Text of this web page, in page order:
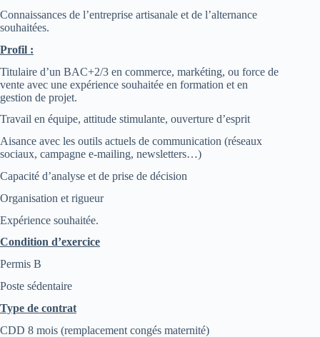
Connaissances de l’entreprise artisanale et de l’alternance
souhaitées.
Profil :
Titulaire d’un BAC+2/3 en commerce, markéting, ou force de
vente avec une expérience souhaitée en formation et en
gestion de projet.
Travail en équipe, attitude stimulante, ouverture d’esprit
Aisance avec les outils actuels de communication (réseaux
sociaux, campagne e-mailing, newsletters…)
Capacité d’analyse et de prise de décision
Organisation et rigueur
Expérience souhaitée.
Condition d’exercice
Permis B
Poste sédentaire
Type de contrat
CDD 8 mois (remplacement congés maternité)